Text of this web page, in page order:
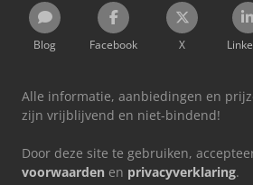
Blog Facebook X
Alle informatie, aanbiedingen en
zijn vrijblijvend en niet-bindend!
Door deze site te gebruiken,
voorwaarden en privacyverklaring.